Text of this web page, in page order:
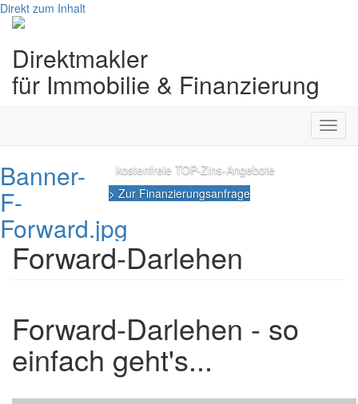
Direkt zum Inhalt
Direktmakler
für Immobilie & Finanzierung
Banner-
F-
Forward.jpg
zu TOP-Online-
kostenfreie TOP-Zins-Angebote
> Zur Finanzierungsanfrage
Forward-Darlehen
Forward-Darlehen - so
einfach geht's...